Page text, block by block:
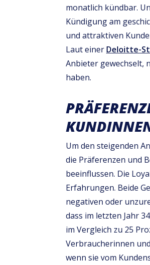
monatlich kündbar.
Kündigung am
und attraktiven
Laut einer Deloitte-
Anbieter gewechselt,
haben.
Um den steigenden
die Präferenzen und
beeinflussen. Die
Erfahrungen. Beide
negativen oder
dass im letzten Jahr
im Vergleich zu 25
Verbraucherinnen
wenn sie vom